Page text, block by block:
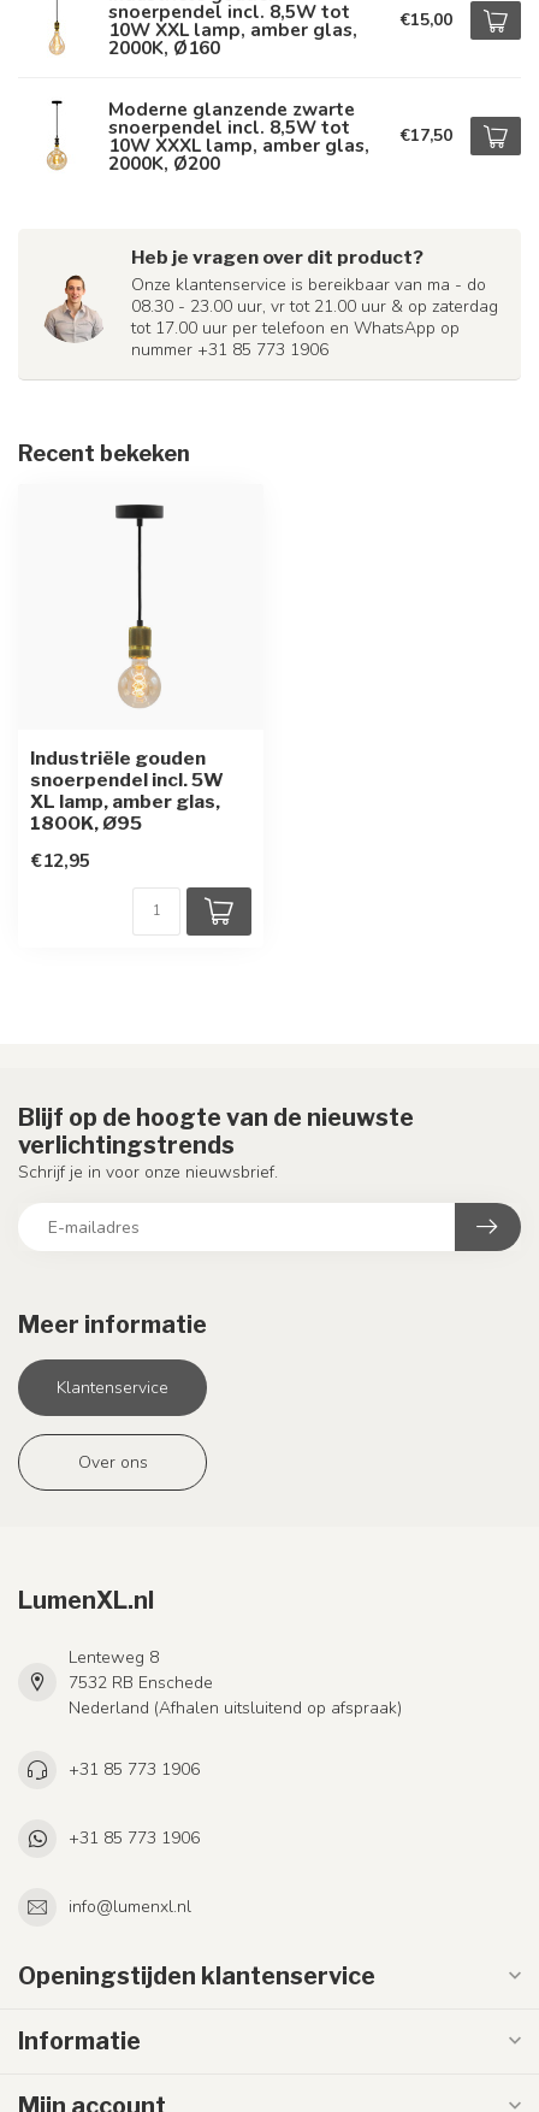
snoerpendel incl. 8,5W tot
10W XXL lamp, amber glas,
2000K, Ø160
€15,00
Moderne glanzende zwarte
snoerpendel incl. 8,5W tot
10W XXXL lamp, amber glas,
2000K, Ø200
€17,50
Heb je vragen over dit product?
Onze klantenservice is bereikbaar van ma - do
08.30 - 23.00 uur, vr tot 21.00 uur & op zaterdag
tot 17.00 uur per telefoon en WhatsApp op
nummer +31 85 773 1906
Recent bekeken
Industriële gouden
snoerpendel incl. 5W
XL lamp, amber glas,
1800K, Ø95
€12,95
Meer informatie
Klantenservice
Over ons
Blijf op de hoogte van de nieuwste
verlichtingstrends
Schrijf je in voor onze nieuwsbrief.
LumenXL.nl
Lenteweg 8
7532 RB Enschede
Nederland (Afhalen uitsluitend op afspraak)
+31 85 773 1906
+31 85 773 1906
info@lumenxl.nl
Openingstijden klantenservice
Informatie
Mijn account